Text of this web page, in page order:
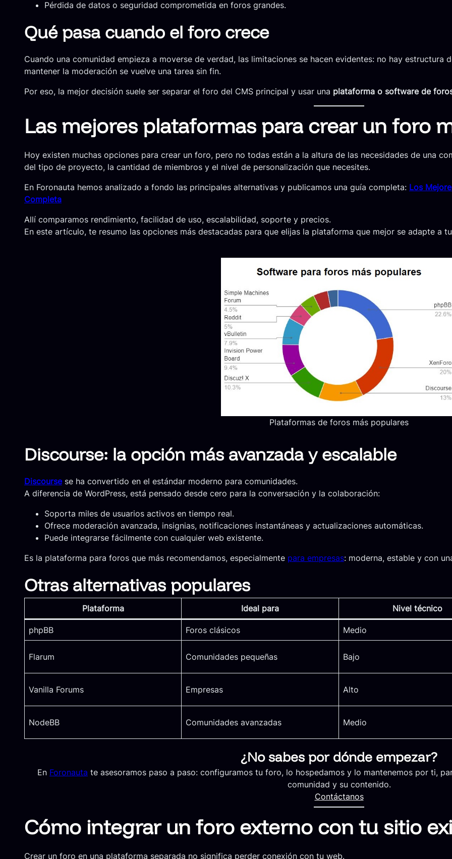
Pérdida de datos o seguridad comprometida en foros grandes.
Qué pasa cuando el foro crece
Cuando una comunidad empieza a moverse de verdad, las limitaciones se hacen evidentes: no hay estructura
mantener la moderación se vuelve una tarea sin fin.
Por eso, la mejor decisión suele ser separar el foro del CMS principal y usar una plataforma o software de
Las mejores plataformas para crear un foro
Hoy existen muchas opciones para crear un foro, pero no todas están a la altura de las necesidades de una
del tipo de proyecto, la cantidad de miembros y el nivel de personalización que necesites.
En Foronauta hemos analizado a fondo las principales alternativas y publicamos una guía completa: Los
Completa
Allí comparamos rendimiento, facilidad de uso, escalabilidad, soporte y precios.
En este artículo, te resumo las opciones más destacadas para que elijas la plataforma que mejor se adapte a
Plataformas de foros más populares
Discourse: la opción más avanzada y escalable
Discoursese ha convertido en el estándar moderno para comunidades.
A diferencia de WordPress, está pensado desde cero para la conversación y la colaboración:
Soporta miles de usuarios activos en tiempo real.
Ofrece moderación avanzada, insignias, notificaciones instantáneas y actualizaciones automáticas.
Puede integrarse fácilmente con cualquier web existente.
Es la plataforma para foros que más recomendamos, especialmente para empresas: moderna, estable y con
Otras alternativas populares
Plataforma Ideal para Nivel técnico
phpBB Foros clásicos Medio
Flarum Comunidades pequeñas Bajo
Vanilla Forums Empresas Alto
NodeBB Comunidades avanzadas Medio
¿No sabes por dónde empezar?
En Foronauta te asesoramos paso a paso: configuramos tu foro, lo hospedamos y lo mantenemos por ti,
comunidad y su contenido.
Contáctanos
Cómo integrar un foro externo con tu sitio
Crear un foro en una plataforma separada no significa perder conexión con tu web.